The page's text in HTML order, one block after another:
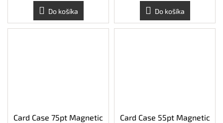
Do košíka Do košíka
Card Case 75pt Magnetic
Card Case 55pt Magnetic